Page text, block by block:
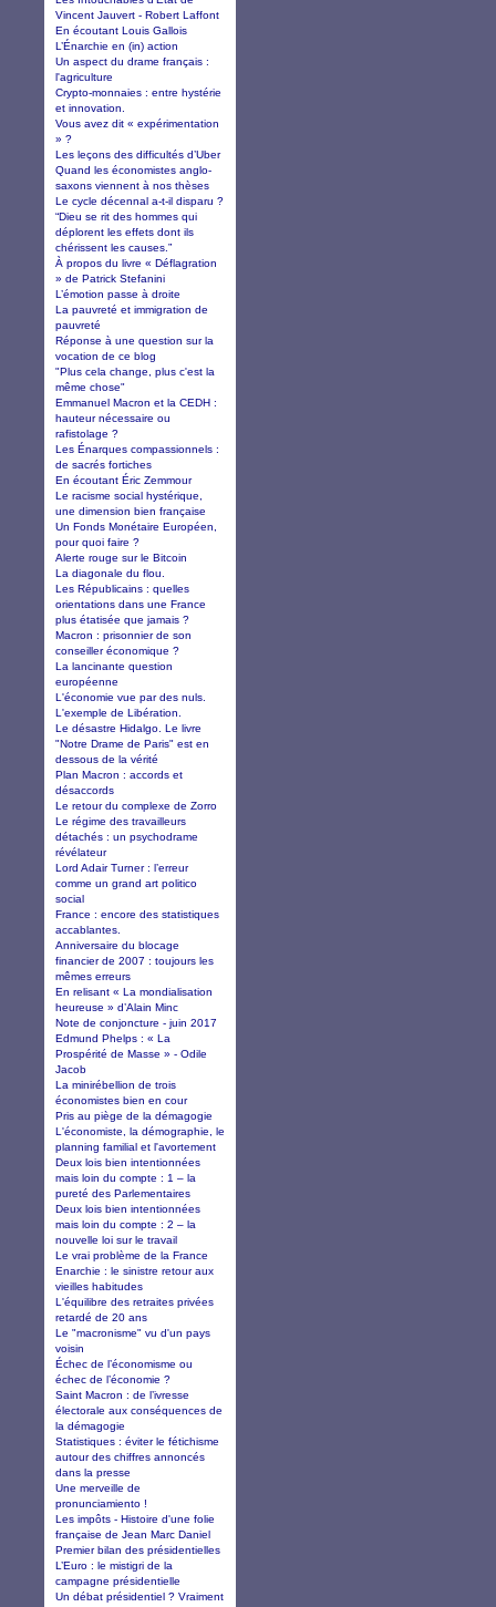
Vincent Jauvert - Robert Laffont
En écoutant Louis Gallois
L’Énarchie en (in) action
Un aspect du drame français :
l'agriculture
Crypto-monnaies : entre hystérie
et innovation.
Vous avez dit « expérimentation
» ?
Les leçons des difficultés d’Uber
Quand les économistes anglo-
saxons viennent à nos thèses
Le cycle décennal a-t-il disparu ?
“Dieu se rit des hommes qui
déplorent les effets dont ils
chérissent les causes.”
À propos du livre « Déflagration
» de Patrick Stefanini
L’émotion passe à droite
La pauvreté et immigration de
pauvreté
Réponse à une question sur la
vocation de ce blog
"Plus cela change, plus c'est la
même chose"
Emmanuel Macron et la CEDH :
hauteur nécessaire ou
rafistolage ?
Les Énarques compassionnels :
de sacrés fortiches
En écoutant Éric Zemmour
Le racisme social hystérique,
une dimension bien française
Un Fonds Monétaire Européen,
pour quoi faire ?
Alerte rouge sur le Bitcoin
La diagonale du flou.
Les Républicains : quelles
orientations dans une France
plus étatisée que jamais ?
Macron : prisonnier de son
conseiller économique ?
La lancinante question
européenne
L'économie vue par des nuls.
L'exemple de Libération.
Le désastre Hidalgo. Le livre
"Notre Drame de Paris" est en
dessous de la vérité
Plan Macron : accords et
désaccords
Le retour du complexe de Zorro
Le régime des travailleurs
détachés : un psychodrame
révélateur
Lord Adair Turner : l’erreur
comme un grand art politico
social
France : encore des statistiques
accablantes.
Anniversaire du blocage
financier de 2007 : toujours les
mêmes erreurs
En relisant « La mondialisation
heureuse » d’Alain Minc
Note de conjoncture - juin 2017
Edmund Phelps : « La
Prospérité de Masse » - Odile
Jacob
La minirébellion de trois
économistes bien en cour
Pris au piège de la démagogie
L'économiste, la démographie, le
planning familial et l'avortement
Deux lois bien intentionnées
mais loin du compte : 1 – la
pureté des Parlementaires
Deux lois bien intentionnées
mais loin du compte : 2 – la
nouvelle loi sur le travail
Le vrai problème de la France
Enarchie : le sinistre retour aux
vieilles habitudes
L'équilibre des retraites privées
retardé de 20 ans
Le "macronisme" vu d'un pays
voisin
Échec de l’économisme ou
échec de l’économie ?
Saint Macron : de l’ivresse
électorale aux conséquences de
la démagogie
Statistiques : éviter le fétichisme
autour des chiffres annoncés
dans la presse
Une merveille de
pronunciamiento !
Les impôts - Histoire d'une folie
française de Jean Marc Daniel
Premier bilan des présidentielles
L’Euro : le mistigri de la
campagne présidentielle
Un débat présidentiel ? Vraiment